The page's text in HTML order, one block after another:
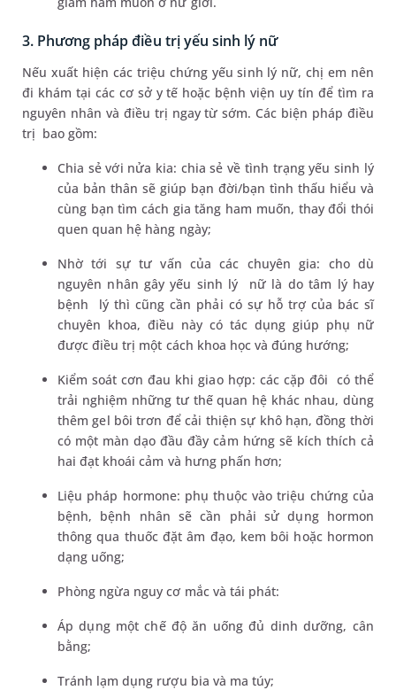
3. Phương pháp điều trị yếu sinh lý nữ
Nếu xuất hiện các triệu chứng yếu sinh lý nữ, chị em nên
đi khám tại các cơ sở y tế hoặc bệnh viện uy tín để tìm ra
nguyên nhân và điều trị ngay từ sớm. Các biện pháp điều
trị bao gồm:
Chia sẻ với nửa kia: chia sẻ về tình trạng yếu sinh lý
của bản thân sẽ giúp bạn đời/bạn tình thấu hiểu và
cùng bạn tìm cách gia tăng ham muốn, thay đổi thói
quen quan hệ hàng ngày;
Nhờ tới sự tư vấn của các chuyên gia: cho dù
nguyên nhân gây yếu sinh lý nữ là do tâm lý hay
bệnh lý thì cũng cần phải có sự hỗ trợ của bác sĩ
chuyên khoa, điều này có tác dụng giúp phụ nữ
được điều trị một cách khoa học và đúng hướng;
Kiểm soát cơn đau khi giao hợp: các cặp đôi có thể
trải nghiệm những tư thế quan hệ khác nhau, dùng
thêm gel bôi trơn để cải thiện sự khô hạn, đồng thời
có một màn dạo đầu đầy cảm hứng sẽ kích thích cả
hai đạt khoái cảm và hưng phấn hơn;
Liệu pháp hormone: phụ thuộc vào triệu chứng của
bệnh, bệnh nhân sẽ cần phải sử dụng hormon
thông qua thuốc đặt âm đạo, kem bôi hoặc hormon
dạng uống;
Phòng ngừa nguy cơ mắc và tái phát:
Áp dụng một chế độ ăn uống đủ dinh dưỡng, cân
bằng;
Tránh lạm dụng rượu bia và ma túy;